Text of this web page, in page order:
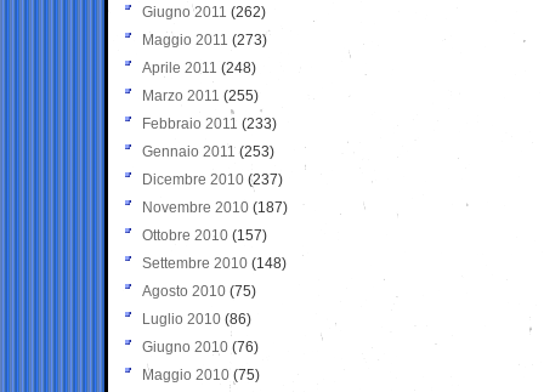
Giugno 2011 (262)
Maggio 2011 (273)
Aprile 2011 (248)
Marzo 2011 (255)
Febbraio 2011 (233)
Gennaio 2011 (253)
Dicembre 2010 (237)
Novembre 2010 (187)
Ottobre 2010 (157)
Settembre 2010 (148)
Agosto 2010 (75)
Luglio 2010 (86)
Giugno 2010 (76)
Maggio 2010 (75)